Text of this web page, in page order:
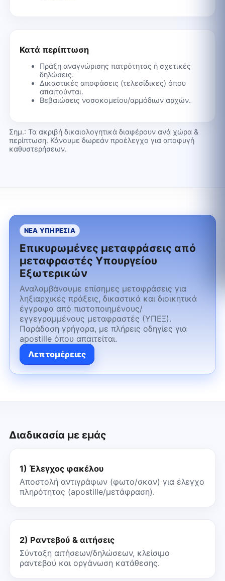
Κατά περίπτωση
Πράξη αναγνώρισης πατρότητας ή σχετικές
δηλώσεις.
Δικαστικές αποφάσεις (τελεσίδικες) όπου
απαιτούνται.
Βεβαιώσεις νοσοκομείου/αρμόδιων αρχών.
Σημ.: Τα ακριβή δικαιολογητικά διαφέρουν ανά χώρα &
περίπτωση. Κάνουμε δωρεάν προέλεγχο για αποφυγή
καθυστερήσεων.
ΝΕΑ ΥΠΗΡΕΣΙΑ
Επικυρωμένες μεταφράσεις από
μεταφραστές Υπουργείου
Εξωτερικών
Αναλαμβάνουμε επίσημες μεταφράσεις για
ληξιαρχικές πράξεις, δικαστικά και διοικητικά
έγγραφα από πιστοποιημένους/
εγγεγραμμένους μεταφραστές (ΥΠΕΞ).
Παράδοση γρήγορα, με πλήρεις οδηγίες για
apostille όπου απαιτείται.
Λεπτομέρειες
Διαδικασία με εμάς
1) Έλεγχος φακέλου
Αποστολή αντιγράφων (φωτο/σκαν) για έλεγχο
πληρότητας (apostille/μετάφραση).
2) Ραντεβού & αιτήσεις
Σύνταξη αιτήσεων/δηλώσεων, κλείσιμο
ραντεβού και οργάνωση κατάθεσης.